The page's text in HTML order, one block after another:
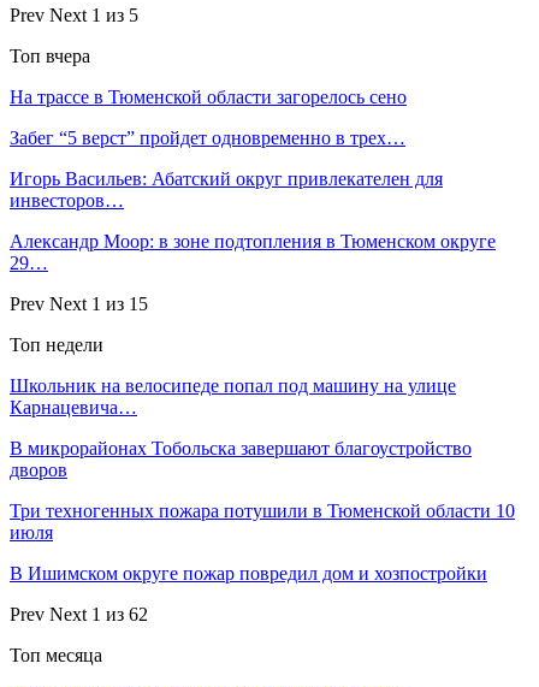
Prev Next 1 из 5
Топ вчера
На трассе в Тюменской области загорелось сено
Забег “5 верст” пройдет одновременно в трех…
Игорь Васильев: Абатский округ привлекателен для
инвесторов…
Александр Моор: в зоне подтопления в Тюменском округе
29…
Prev Next 1 из 15
Топ недели
Школьник на велосипеде попал под машину на улице
Карнацевича…
В микрорайонах Тобольска завершают благоустройство
дворов
Три техногенных пожара потушили в Тюменской области 10
июля
В Ишимском округе пожар повредил дом и хозпостройки
Prev Next 1 из 62
Топ месяца